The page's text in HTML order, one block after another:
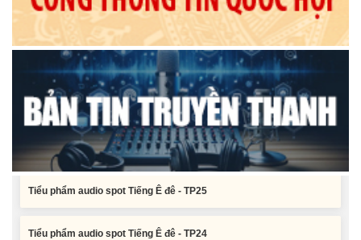
Tiểu phẩm audio spot Tiếng Ê đê - TP25
Tiểu phẩm audio spot Tiếng Ê đê - TP24